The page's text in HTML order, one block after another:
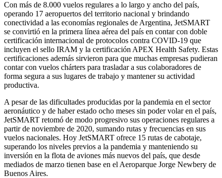
Con más de 8.000 vuelos regulares a lo largo y ancho del país,
operando 17 aeropuertos del territorio nacional y brindando
conectividad a las economías regionales de Argentina, JetSMART
se convirtió en la primera línea aérea del país en contar con doble
certificación internacional de protocolos contra COVID-19 que
incluyen el sello IRAM y la certificación APEX Health Safety. Estas
certificaciones además sirvieron para que muchas empresas pudieran
contar con vuelos chárters para trasladar a sus colaboradores de
forma segura a sus lugares de trabajo y mantener su actividad
productiva.
A pesar de las dificultades producidas por la pandemia en el sector
aeronáutico y de haber estado ocho meses sin poder volar en el país,
JetSMART retomó de modo progresivo sus operaciones regulares a
partir de noviembre de 2020, sumando rutas y frecuencias en sus
vuelos nacionales. Hoy JetSMART ofrece 15 rutas de cabotaje,
superando los niveles previos a la pandemia y manteniendo su
inversión en la flota de aviones más nuevos del país, que desde
mediados de marzo tienen base en el Aeroparque Jorge Newbery de
Buenos Aires.